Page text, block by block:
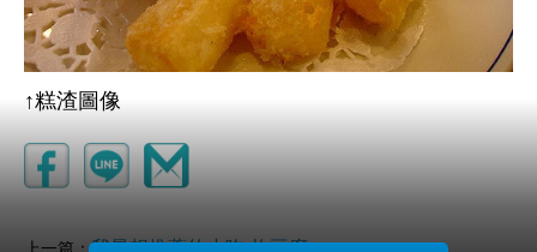
↑糕渣圖像
我最想推薦的小吃-炸豆腐